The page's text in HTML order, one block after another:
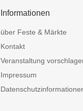
Informationen
über Feste & Märkte
Kontakt
Veranstaltung
Impressum